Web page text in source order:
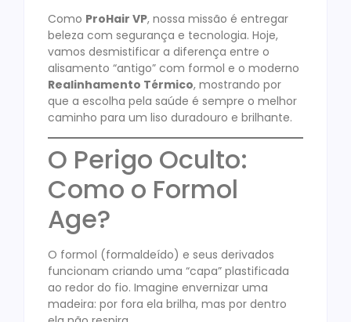
Como ProHair VP, nossa missão é entregar
beleza com segurança e tecnologia. Hoje,
vamos desmistificar a diferença entre o
alisamento “antigo” com formol e o moderno
Realinhamento Térmico, mostrando por
que a escolha pela saúde é sempre o melhor
caminho para um liso duradouro e brilhante.
O Perigo Oculto:
Como o Formol
Age?
O formol (formaldeído) e seus derivados
funcionam criando uma “capa” plastificada
ao redor do fio. Imagine envernizar uma
madeira: por fora ela brilha, mas por dentro